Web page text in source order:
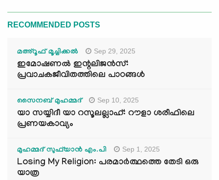
RECOMMENDED POSTS
മഅ്റൂഫ് മൂച്ചിക്കല്‍ Sep 29, 2025
ഇമോഷണൽ ഇന്റലിജൻസ്:
പ്രവാചകജീവിതത്തിലെ പാഠങ്ങൾ
സൈനബ് മുഹമ്മദ് Sep 10, 2025
യാ സയ്യിദീ യാ റസൂലല്ലാഹ്: റൗളാ ശരീഫിലെ
പ്രണയകാവ്യം
മുഹമ്മദ് സുഫ്‌യാൻ എം.പി Sep 1, 2025
Losing My Religion: പരമാർത്ഥത്തെ തേടി ഒരു
യാത്ര